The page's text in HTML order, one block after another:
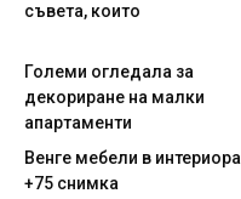
съвета, които
Големи огледала за
декориране на малки
апартаменти
Венге мебели в интериора
+75 снимка